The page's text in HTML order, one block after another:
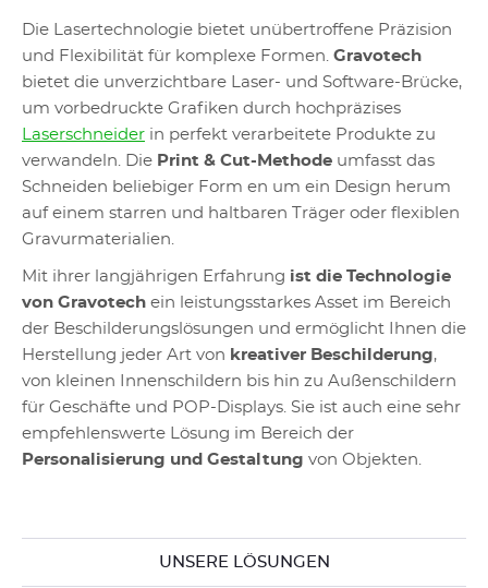
Die Lasertechnologie bietet unübertroffene Präzision
und Flexibilität für komplexe Formen. Gravotech
bietet die unverzichtbare Laser- und Software-Brücke,
um vorbedruckte Grafiken durch hochpräzises
Laserschneider in perfekt verarbeitete Produkte zu
verwandeln. Die Print & Cut-Methode umfasst das
Schneiden beliebiger Form en um ein Design herum
auf einem starren und haltbaren Träger oder flexiblen
Gravurmaterialien.
Mit ihrer langjährigen Erfahrung ist die Technologie
von Gravotech ein leistungsstarkes Asset im Bereich
der Beschilderungslösungen und ermöglicht Ihnen die
Herstellung jeder Art von kreativer Beschilderung,
von kleinen Innenschildern bis hin zu Außenschildern
für Geschäfte und POP-Displays. Sie ist auch eine sehr
empfehlenswerte Lösung im Bereich der
Personalisierung und Gestaltung von Objekten.
UNSERE LÖSUNGEN